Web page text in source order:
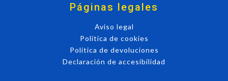
Páginas legales
Aviso legal
Política de cookies
Política de devoluciones
Declaración de accesibilidad